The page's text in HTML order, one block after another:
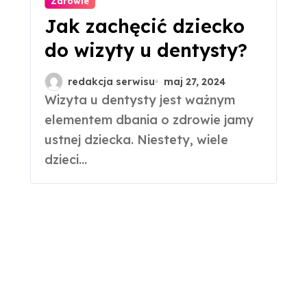
Jak zachęcić dziecko
do wizyty u dentysty?
redakcja serwisu maj 27, 2024
Wizyta u dentysty jest ważnym
elementem dbania o zdrowie jamy
ustnej dziecka. Niestety, wiele
dzieci...